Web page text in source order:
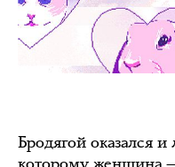
Бродягой оказался